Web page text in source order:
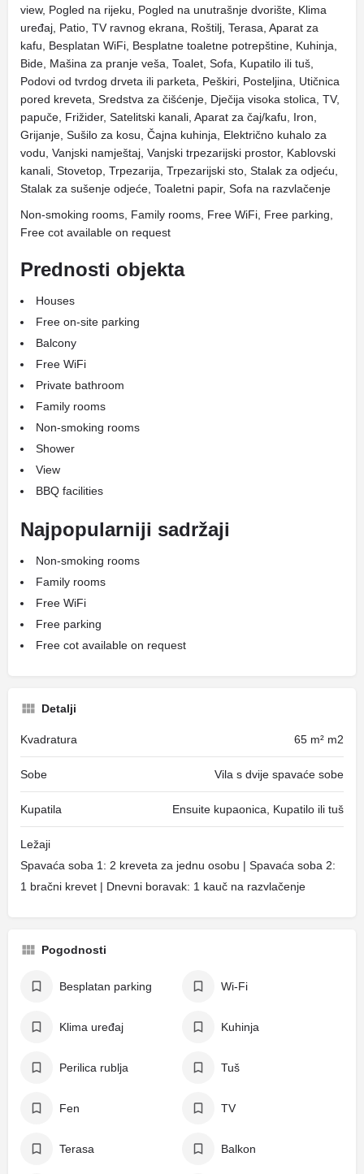
view, Pogled na rijeku, Pogled na unutrašnje dvorište, Klima
uređaj, Patio, TV ravnog ekrana, Roštilj, Terasa, Aparat za
kafu, Besplatan WiFi, Besplatne toaletne potrepštine, Kuhinja,
Bide, Mašina za pranje veša, Toalet, Sofa, Kupatilo ili tuš,
Podovi od tvrdog drveta ili parketa, Peškiri, Posteljina, Utičnica
pored kreveta, Sredstva za čišćenje, Dječija visoka stolica, TV,
papuče, Frižider, Satelitski kanali, Aparat za čaj/kafu, Iron,
Grijanje, Sušilo za kosu, Čajna kuhinja, Električno kuhalo za
vodu, Vanjski namještaj, Vanjski trpezarijski prostor, Kablovski
kanali, Stovetop, Trpezarija, Trpezarijski sto, Stalak za odjeću,
Stalak za sušenje odjeće, Toaletni papir, Sofa na razvlačenje
Non-smoking rooms, Family rooms, Free WiFi, Free parking,
Free cot available on request
Prednosti objekta
Houses
Free on-site parking
Balcony
Free WiFi
Private bathroom
Family rooms
Non-smoking rooms
Shower
View
BBQ facilities
Najpopularniji sadržaji
Non-smoking rooms
Family rooms
Free WiFi
Free parking
Free cot available on request
Detalji
Kvadratura 65 m² m2
Sobe Vila s dvije spavaće sobe
Kupatila Ensuite kupaonica, Kupatilo ili tuš
Ležaji
Spavaća soba 1: 2 kreveta za jednu osobu | Spavaća soba 2:
1 bračni krevet | Dnevni boravak: 1 kauč na razvlačenje
Pogodnosti
Besplatan parking Wi-Fi
Klima uređaj Kuhinja
Perilica rublja Tuš
Fen TV
Terasa Balkon